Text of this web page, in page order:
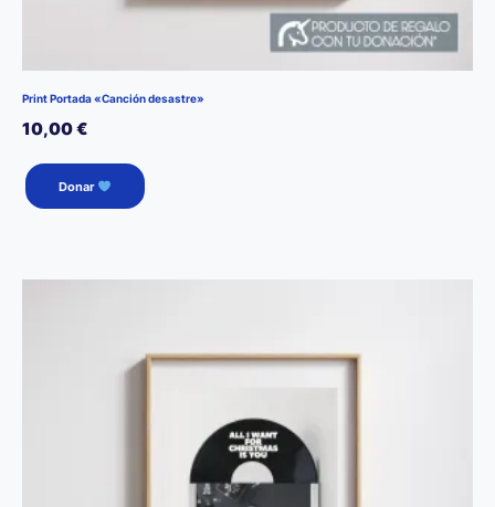
Print Portada «Canción desastre»
10,00€
Donar